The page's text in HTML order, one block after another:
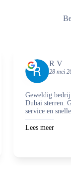
R V
28 mei
Geweldig
Dubai sterren.
service en
Lees meer